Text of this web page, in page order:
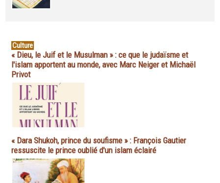
Culture
« Dieu, le Juif et le Musulman » : ce que le judaïsme et
l'islam apportent au monde, avec Marc Neiger et Michaël
Privot
« Dara Shukoh, prince du soufisme » : François Gautier
ressuscite le prince oublié d'un islam éclairé